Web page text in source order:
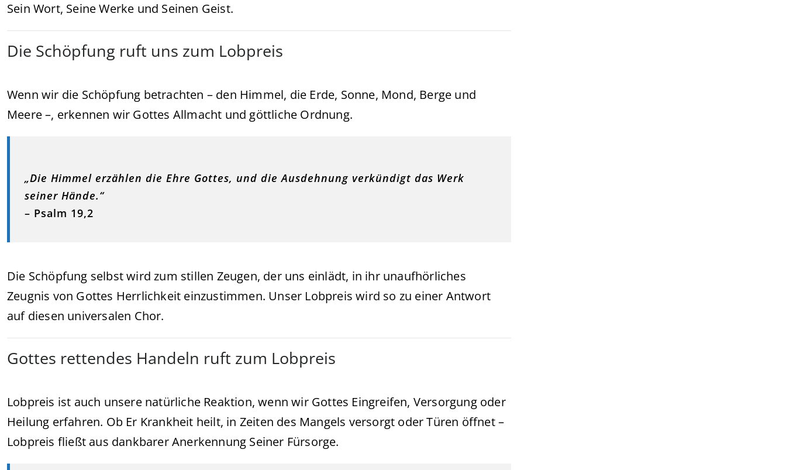
Sein Wort, Seine Werke und Seinen Geist.
Die Schöpfung ruft uns zum Lobpreis
Wenn wir die Schöpfung betrachten – den Himmel, die Erde, Sonne, Mond, Berge und
Meere –, erkennen wir Gottes Allmacht und göttliche Ordnung.
„Die Himmel erzählen die Ehre Gottes, und die Ausdehnung verkündigt das Werk
seiner Hände.“
– Psalm 19,2
Die Schöpfung selbst wird zum stillen Zeugen, der uns einlädt, in ihr unaufhörliches
Zeugnis von Gottes Herrlichkeit einzustimmen. Unser Lobpreis wird so zu einer Antwort
auf diesen universalen Chor.
Gottes rettendes Handeln ruft zum Lobpreis
Lobpreis ist auch unsere natürliche Reaktion, wenn wir Gottes Eingreifen, Versorgung oder
Heilung erfahren. Ob Er Krankheit heilt, in Zeiten des Mangels versorgt oder Türen öffnet –
Lobpreis fließt aus dankbarer Anerkennung Seiner Fürsorge.